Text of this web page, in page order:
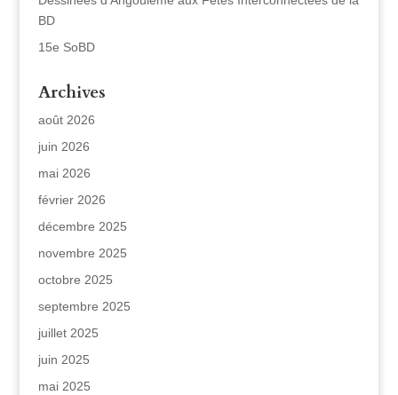
BD
15e SoBD
Archives
août 2026
juin 2026
mai 2026
février 2026
décembre 2025
novembre 2025
octobre 2025
septembre 2025
juillet 2025
juin 2025
mai 2025